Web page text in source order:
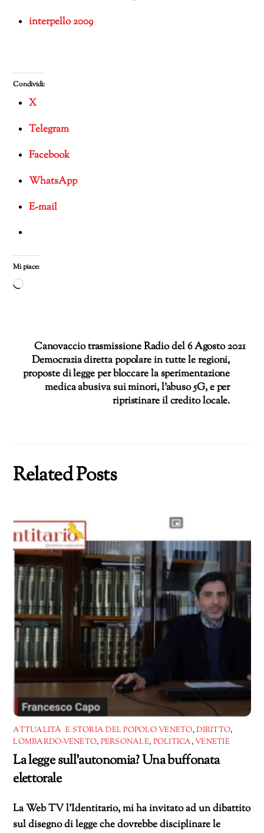
interpello 2009
Condividi:
X
Telegram
Facebook
WhatsApp
E-mail
Mi piace:
Caricamento
Canovaccio trasmissione Radio del 6 Agosto 2021
Democrazia diretta popolare in tutte le regioni,
proposte di legge per bloccare la sperimentazione
medica abusiva sui minori, l’abuso 5G, e per
ripristinare il credito locale.
Related Posts
ATTUALITÀ E STORIA DEL POPOLO VENETO,DIRITTO,
LOMBARDO-VENETO, PERSONALE, POLITICA,VENETIE
La legge sull’autonomia? Una buffonata
elettorale
La Web TV l’Identitario, mi ha invitato ad un dibattito
sul disegno di legge che dovrebbe disciplinare le